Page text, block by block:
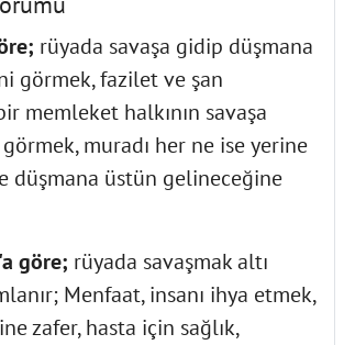
rüyada savaşa gidip düşmana
görmek, fazilet ve şan
memleket halkının savaşa
görmek, muradı her ne ise yerine
düşmana üstün gelineceğine
göre; rüyada savaşmak altı
Menfaat, insanı ihya etmek,
zafer, hasta için sağlık,